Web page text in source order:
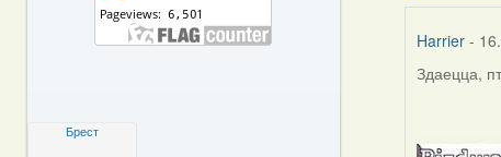
Harrier -
Здаецца,
Брест